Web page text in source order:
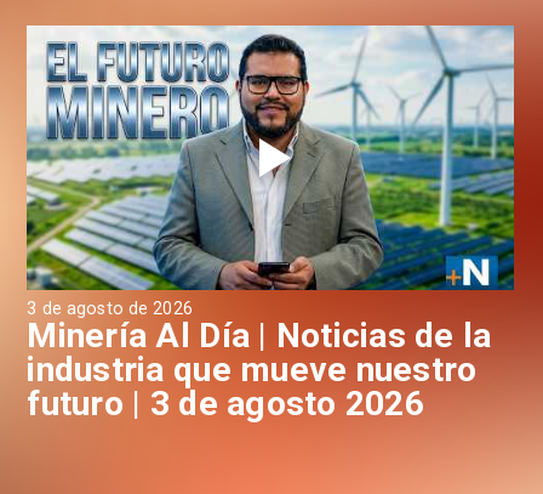
3 de agosto de 2026
Minería Al Día | Noticias de la
industria que mueve nuestro
futuro | 3 de agosto 2026